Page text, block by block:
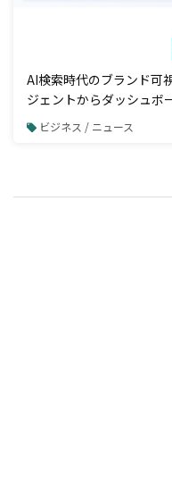
AI検索時代のブランド可
ジェントからダッシュボ
接続」機能を一般公開
ビジネス / ニュース